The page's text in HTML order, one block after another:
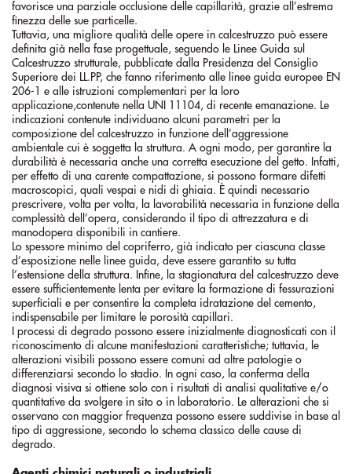
favorisce una parziale occlusione delle capillarità, grazie all’estrema
finezza delle sue particelle.
Tuttavia, una migliore qualità delle opere in calcestruzzo può essere
definita già nella fase progettuale, seguendo le Linee Guida sul
Calcestruzzo strutturale, pubblicate dalla Presidenza del Consiglio
Superiore dei LL.PP, che fanno riferimento alle linee guida europee EN
206-1 e alle istruzioni complementari per la loro
applicazione,contenute nella UNI 11104, di recente emanazione. Le
indicazioni contenute individuano alcuni parametri per la
composizione del calcestruzzo in funzione dell’aggressione
ambientale cui è soggetta la struttura. A ogni modo, per garantire la
durabilità è necessaria anche una corretta esecuzione del getto. Infatti,
per effetto di una carente compattazione, si possono formare difetti
macroscopici, quali vespai e nidi di ghiaia. È quindi necessario
prescrivere, volta per volta, la lavorabilità necessaria in funzione della
complessità dell’opera, considerando il tipo di attrezzatura e di
manodopera disponibili in cantiere.
Lo spessore minimo del copriferro, già indicato per ciascuna classe
d’esposizione nelle linee guida, deve essere garantito su tutta
l’estensione della struttura. Infine, la stagionatura del calcestruzzo deve
essere sufficientemente lenta per evitare la formazione di fessurazioni
superficiali e per consentire la completa idratazione del cemento,
indispensabile per limitare le porosità capillari.
I processi di degrado possono essere inizialmente diagnosticati con il
riconoscimento di alcune manifestazioni caratteristiche; tuttavia, le
alterazioni visibili possono essere comuni ad altre patologie o
differenziarsi secondo lo stadio. In ogni caso, la conferma della
diagnosi visiva si ottiene solo con i risultati di analisi qualitative e/o
quantitative da svolgere in sito o in laboratorio. Le alterazioni che si
osservano con maggior frequenza possono essere suddivise in base al
tipo di aggressione, secondo lo schema classico delle cause di
degrado.